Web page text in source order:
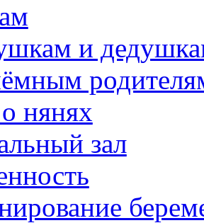
и
нянях
зал